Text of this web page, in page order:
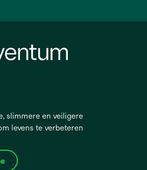
slimmere en veiligere
levens te verbeteren